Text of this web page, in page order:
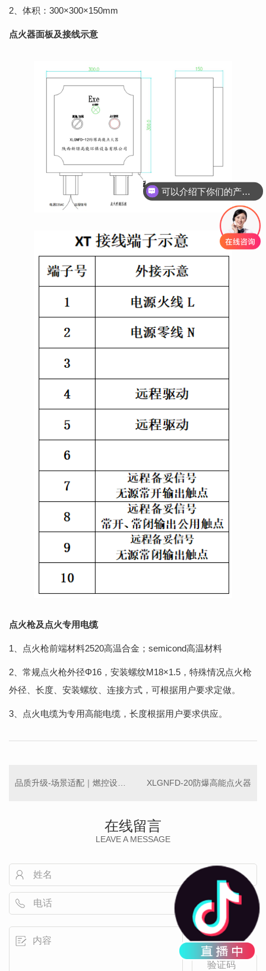
2、体积：300×300×150mm
点火器面板及接线示意
点火枪及点火专用电缆
1、点火枪前端材料2520高温合金；semicond高温材料
2、常规点火枪外径Φ16，安装螺纹M18×1.5，特殊情况点火枪
外径、长度、安装螺纹、连接方式，可根据用户要求定做。
3、点火电缆为专用高能电缆，长度根据用户要求供应。
品质升级-场景适配｜燃控设备为工业 保驾护航 XLGNFD-20防爆高能点火器
在线留言
LEAVE A MESSAGE
可以介绍下你们的产品么？